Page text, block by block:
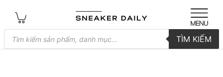
Tìm
kiếm
sản
TÌM KIẾM